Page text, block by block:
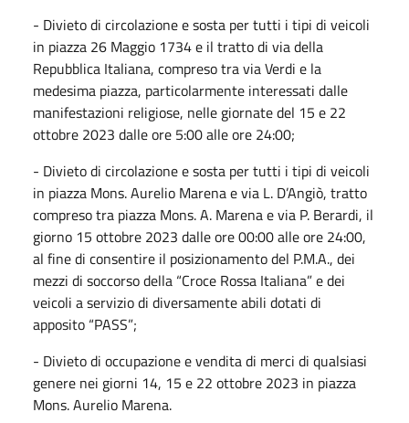
- Divieto di circolazione e sosta per tutti i tipi di veicoli
in piazza 26 Maggio 1734 e il tratto di via della
Repubblica Italiana, compreso tra via Verdi e la
medesima piazza, particolarmente interessati dalle
manifestazioni religiose, nelle giornate del 15 e 22
ottobre 2023 dalle ore 5:00 alle ore 24:00;
- Divieto di circolazione e sosta per tutti i tipi di veicoli
in piazza Mons. Aurelio Marena e via L. D’Angiò, tratto
compreso tra piazza Mons. A. Marena e via P. Berardi, il
giorno 15 ottobre 2023 dalle ore 00:00 alle ore 24:00,
al fine di consentire il posizionamento del P.M.A., dei
mezzi di soccorso della “Croce Rossa Italiana” e dei
veicoli a servizio di diversamente abili dotati di
apposito “PASS”;
- Divieto di occupazione e vendita di merci di qualsiasi
genere nei giorni 14, 15 e 22 ottobre 2023 in piazza
Mons. Aurelio Marena.